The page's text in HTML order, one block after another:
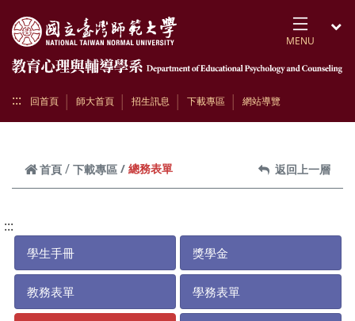
MENU
::: 回首頁 師大首頁 招生訊息 下載專區 網站導覽
首頁 下載專區 總務表單 返回上一層
:::
學生手冊 獎學金
教務表單 學務表單